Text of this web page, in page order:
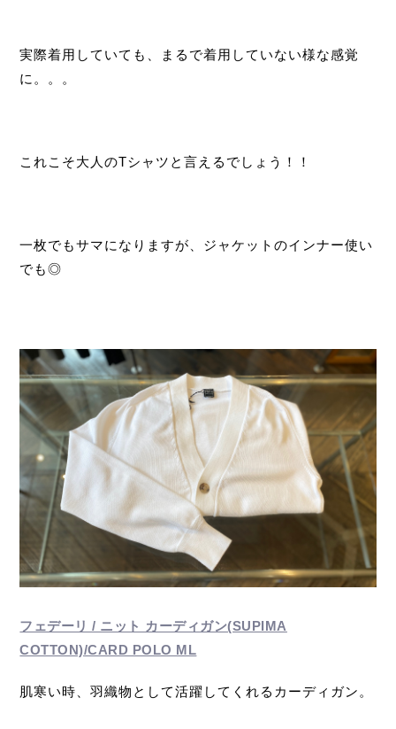
実際着用していても、まるで着用していない様な感覚
に。。。
これこそ大人のTシャツと言えるでしょう！！
一枚でもサマになりますが、ジャケットのインナー使い
でも◎
フェデーリ / ニット カーディガン(SUPIMA
COTTON)/CARD POLO ML
肌寒い時、羽織物として活躍してくれるカーディガン。